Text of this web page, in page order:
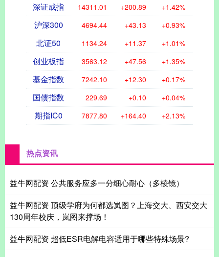
深证成指 14311.01 +200.89 +1.42%
沪深300 4694.44 +43.13 +0.93%
北证50 1134.24 +11.37 +1.01%
创业板指 3563.12 +47.56 +1.35%
基金指数 7242.10 +12.30 +0.17%
国债指数 229.69 +0.10 +0.04%
期指IC0 7877.80 +164.40 +2.13%
热点资讯
益牛网配资 公共服务应多一分细心耐心（多棱镜）
益牛网配资 顶级学府为何都选岚图？上海交大、西安交大
130周年校庆，岚图来撑场！
益牛网配资 超低ESR电解电容适用于哪些特殊场景?